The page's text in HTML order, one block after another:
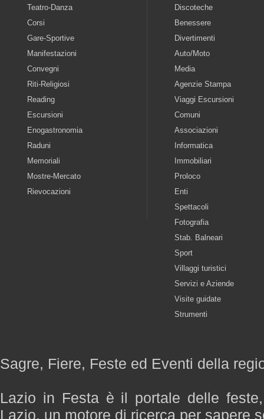
Teatro-Danza
Corsi
Gare-Sportive
Manifestazioni
Convegni
Riti-Religiosi
Reading
Escursioni
Enogastronomia
Raduni
Memoriali
Mostre-Mercato
Rievocazioni
Discoteche
Benessere
Divertimenti
Auto/Moto
Media
Agenzie Stampa
Viaggi Escursioni
Comuni
Associazioni
Informatica
Immobiliari
Proloco
Enti
Spettacoli
Fotografia
Stab. Balneari
Sport
Villaggi turistici
Servizi e Aziende
Visite guidate
Strumenti
Sagre, Fiere, Feste ed Eventi della
Lazio in Festa è il portale delle
Lazio, un motore di ricerca per sapere